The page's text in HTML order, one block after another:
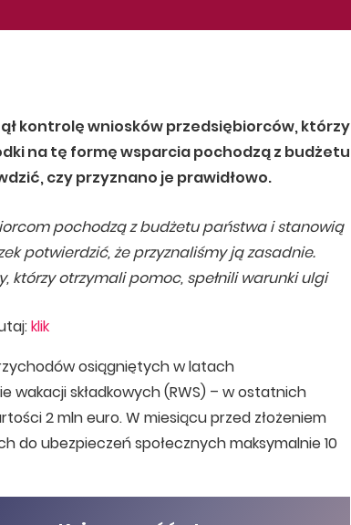
kontrolę wniosków przedsiębiorców, którzy
na tę formę wsparcia pochodzą z budżetu
czy przyznano je prawidłowo.
pochodzą z budżetu państwa i stanowią
potwierdzić, że przyznaliśmy ją zasadnie.
otrzymali pomoc, spełnili warunki ulgi
klik
osiągniętych w latach
wakacji składkowych (RWS) – w ostatnich
2 mln euro. W miesiącu przed złożeniem
do ubezpieczeń społecznych maksymalnie 10